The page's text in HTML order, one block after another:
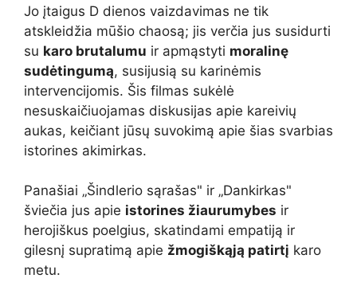
Jo įtaigus D dienos vaizdavimas ne tik
atskleidžia mūšio chaosą; jis verčia jus susidurti
su karo brutalumu ir apmąstyti moralinę
sudėtingumą, susijusią su karinėmis
intervencijomis. Šis filmas sukėlė
nesuskaičiuojamas diskusijas apie kareivių
aukas, keičiant jūsų suvokimą apie šias svarbias
istorines akimirkas.
Panašiai „Šindlerio sąrašas" ir „Dankirkas"
šviečia jus apie istorines žiaurumybes ir
herojiškus poelgius, skatindami empatiją ir
gilesnį supratimą apie žmogiškąją patirtį karo
metu.